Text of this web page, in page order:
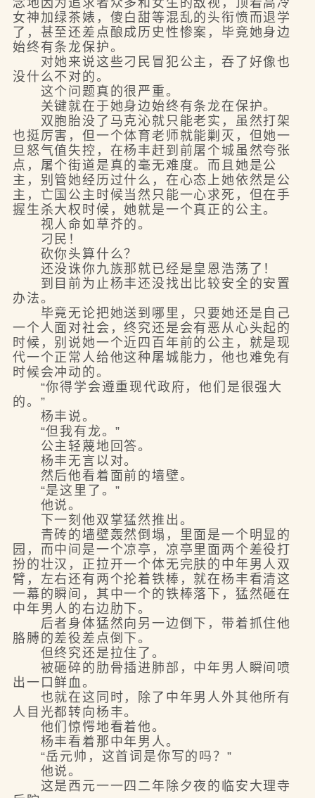
念地因为追求者众多和女生的敌视，顶着高冷
女神加绿茶婊，傻白甜等混乱的头衔愤而退学
了，甚至还差点酿成历史性惨案，毕竟她身边
始终有条龙保护。
对她来说这些刁民冒犯公主，吞了好像也
没什么不对的。
这个问题真的很严重。
关键就在于她身边始终有条龙在保护。
双胞胎没了马克沁就只能老实，虽然打架
也挺厉害，但一个体育老师就能剿灭，但她一
旦怒气值失控，在杨丰赶到前屠个城虽然夸张
点，屠个街道是真的毫无难度。而且她是公
主，别管她经历过什么，在心态上她依然是公
主，亡国公主时候当然只能一心求死，但在手
握生杀大权时候，她就是一个真正的公主。
视人命如草芥的。
刁民！
砍你头算什么？
还没诛你九族那就已经是皇恩浩荡了！
到目前为止杨丰还没找出比较安全的安置
办法。
毕竟无论把她送到哪里，只要她还是自己
一个人面对社会，终究还是会有恶从心头起的
时候，别说她一个近四百年前的公主，就是现
代一个正常人给他这种屠城能力，他也难免有
时候会冲动的。
“你得学会遵重现代政府，他们是很强大
的。”
杨丰说。
“但我有龙。”
公主轻蔑地回答。
杨丰无言以对。
然后他看着面前的墙壁。
“是这里了。”
他说。
下一刻他双掌猛然推出。
青砖的墙壁轰然倒塌，里面是一个明显的
园，而中间是一个凉亭，凉亭里面两个差役打
扮的壮汉，正拉开一个体无完肤的中年男人双
臂，左右还有两个抡着铁棒，就在杨丰看清这
一幕的瞬间，其中一个的铁棒落下，猛然砸在
中年男人的右边肋下。
后者身体猛然向另一边倒下，带着抓住他
胳膊的差役差点倒下。
但终究还是拉住了。
被砸碎的肋骨插进肺部，中年男人瞬间喷
出一口鲜血。
也就在这同时，除了中年男人外其他所有
人目光都转向杨丰。
他们惊愕地看着他。
杨丰看着那中年男人。
“岳元帅，这首词是你写的吗？”
他说。
这是西元一一四二年除夕夜的临安大理寺